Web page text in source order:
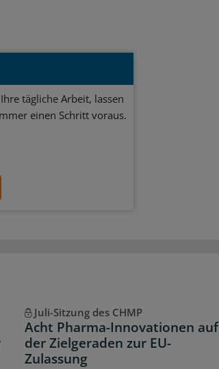
tägliche Arbeit, lassen
einen Schritt voraus.
Juli-Sitzung des CHMP
Acht Pharma-Innovationen auf
der Zielgeraden zur EU-
Zulassung